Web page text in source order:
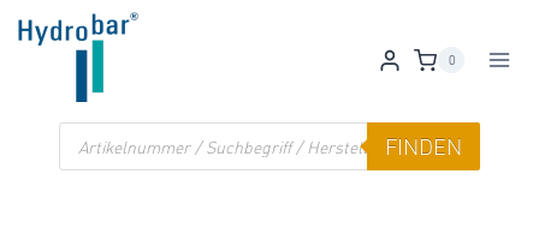
Zum
Inhalt
0
Products
search
FINDEN